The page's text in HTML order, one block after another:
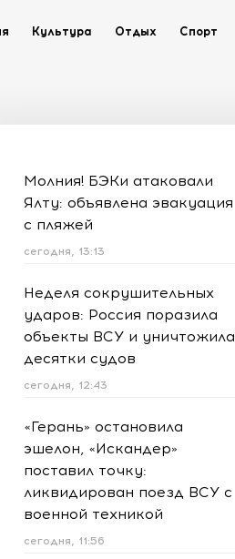
Культура Отдых Спорт
Молния! БЭКи атаковали
Ялту: объявлена эвакуация
с пляжей
сегодня, 13:13
Неделя сокрушительных
ударов: Россия поразила
объекты ВСУ и уничтожила
десятки судов
сегодня, 12:43
«Герань» остановила
эшелон, «Искандер»
поставил точку:
ликвидирован поезд ВСУ с
военной техникой
сегодня, 11:56